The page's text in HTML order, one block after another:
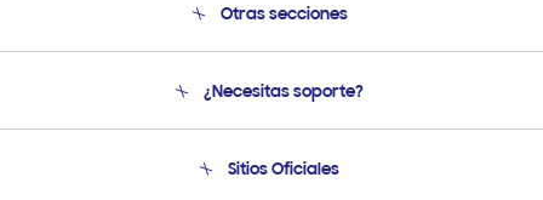
Otras secciones
Soporte
Condiciones de Compra
¿Necesitas soporte?
Soporte vía eMail
Sitios Oficiales